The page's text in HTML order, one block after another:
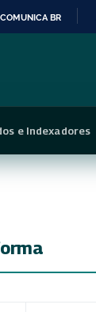
CONTEÚDO
COMUNICA BR
e Indexadores